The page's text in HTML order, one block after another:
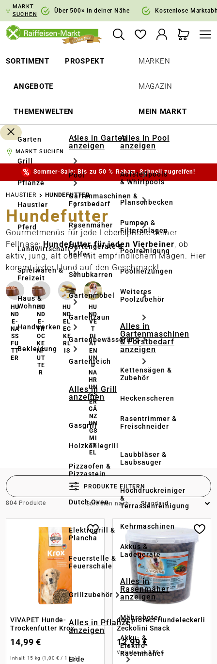
Zur Hauptnavigation springen
MARKT
SUCHEN
Über 500× in deiner Nähe Kostenlose
SORTIMENT PROSPEKT
ANGEBOTE
THEMENWELTEN
MARKEN
MAGAZIN
MEIN MARKT
Garten
Grill
Pflanze
Haustier
Pferd
Landwirtschaft
Spielwaren &
Freizeit
Haus &
Wohnen
Handwerken
Bekleidung
Alles in Garten
anzeigen
Pool
Gartenmaschinen &
Forstbedarf
Rasenmäher
Gartengeräte & -
helfer
Schubkarren
Gartenmöbel
Gartenzaun
Gartenbewässerung
Gartenteich
Alles in Grill
anzeigen
Gasgrill
Holzkohlegrill
Pizzaofen &
Pizzastein
Dutch Oven
Elektrogrill &
Plancha
Feuerstelle &
Feuerschale
Grillzubehör
Alles in Pflanze
anzeigen
Erde
Alles in Pool
anzeigen
Aufstellpools
& Whirlpools
Planschbecken
Pumpen &
Filteranlagen
Poolreinigung
Poolheizungen
Weiteres
Poolzubehör
Alles in
Gartenmaschinen
& Forstbedarf
anzeigen
Kettensägen &
Zubehör
Heckenscheren
Rasentrimmer &
Freischneider
Laubbläser &
Laubsauger
Hochdruckreiniger
&
Terrassenreinigung
Kehrmaschinen
Akkus &
Ladegeräte
Alles in
Rasenmäher
anzeigen
Mähroboter
Akku- &
Elektro-
Rasenmäher
MARKT SUCHEN
Sommer-Sale: Bis zu 50 % Rabatt. Schnell zugreifen!
HAUSTIER HUNDEFUTTER
Hundefutter
Gourmetmenüs für jede Lebensphase deiner
Fellnase: Hundefutter für jeden Vierbeiner, ob
aktiv, jung, alt oder mit empfindlichem Magen. Hier
kommt jeder Hund auf den Geschmack!
HU
ND
E-
NA
SS
FU
TT
ER
HU
ND
E-
TR
OC
KE
NF
UT
TE
R
HU
ND
EL
EC
KE
RL
IS
HU
ND
VE
T
DI
ÄT
EN
UN
D
NA
HR
UN
GS
ER
GÄ
NZ
UN
GS
MI
TT
EL
PRODUKTE FILTERN
804 Produkte Sortieren nach:
ViVAPET Hunde-
Trockenfutter Krox
14,99 €
Inhalt: 15 kg (1,00 € / 1 kg)
dog protect Hundeleckerli
Zeckolini Snack
12,99 €
Varianten ab3,79 €